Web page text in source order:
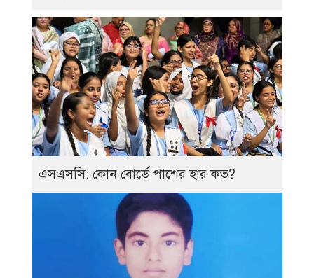
এসএসসি: কোন বোর্ডে পাশের হার কত?